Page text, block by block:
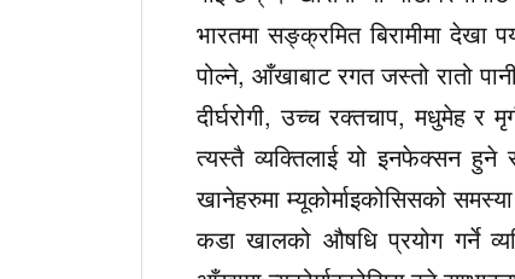
भारतमा सङ्क्रमित बिरामीमा देखा
पोल्ने, आँखाबाट रगत जस्तो रातो
दीर्घरोगी, उच्च रक्तचाप, मधुमेह र
त्यस्तै व्यक्तिलाई यो इनफेक्सन
खानेहरुमा म्यूकोर्माइकोसिसको
कडा खालको औषधि प्रयोग गर्ने